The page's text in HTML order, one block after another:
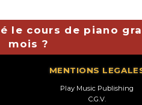
le cours de piano
mois ?
MENTIONS
Play Music Publishing
C.G.V.